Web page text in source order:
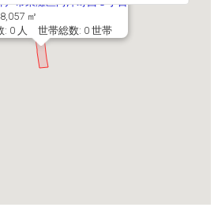
㎡
: 0 人 世帯総数: 0 世帯